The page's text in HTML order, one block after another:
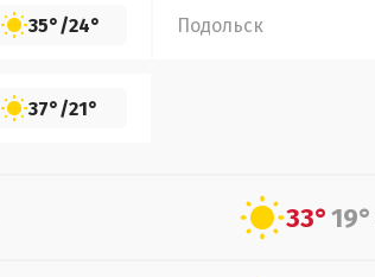
35°/24° Подольск
37°/21°
33°19°